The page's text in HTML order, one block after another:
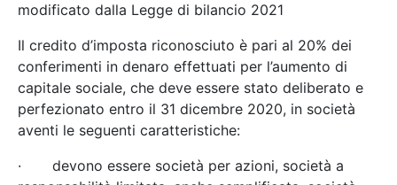
modificato dalla Legge di bilancio 2021
Il credito d’imposta riconosciuto è pari al 20% dei
conferimenti in denaro effettuati per l’aumento di
capitale sociale, che deve essere stato deliberato e
perfezionato entro il 31 dicembre 2020, in società
aventi le seguenti caratteristiche:
· devono essere società per azioni, società a